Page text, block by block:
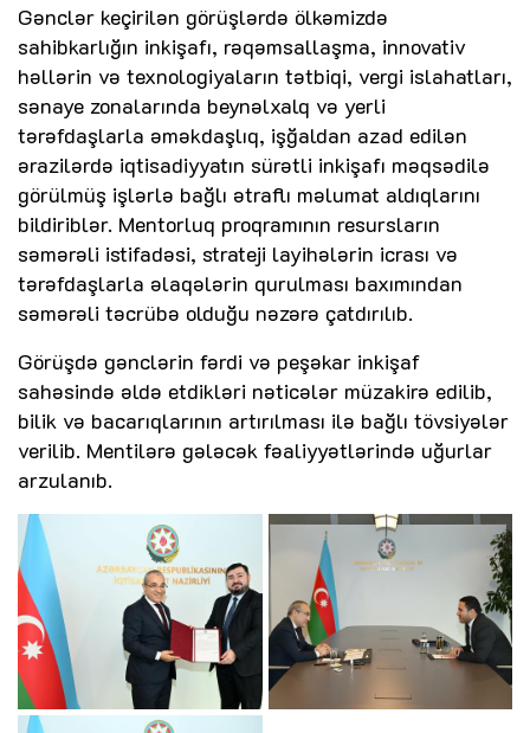
Gənclər keçirilən görüşlərdə ölkəmizdə
sahibkarlığın inkişafı, rəqəmsallaşma, innovativ
həllərin və texnologiyaların tətbiqi, vergi islahatları,
sənaye zonalarında beynəlxalq və yerli
tərəfdaşlarla əməkdaşlıq, işğaldan azad edilən
ərazilərdə iqtisadiyyatın sürətli inkişafı məqsədilə
görülmüş işlərlə bağlı ətraflı məlumat aldıqlarını
bildiriblər. Mentorluq proqramının resursların
səmərəli istifadəsi, strateji layihələrin icrası və
tərəfdaşlarla əlaqələrin qurulması baxımından
səmərəli təcrübə olduğu nəzərə çatdırılıb.
Görüşdə gənclərin fərdi və peşəkar inkişaf
sahəsində əldə etdikləri nəticələr müzakirə edilib,
bilik və bacarıqlarının artırılması ilə bağlı tövsiyələr
verilib. Mentilərə gələcək fəaliyyətlərində uğurlar
arzulanıb.